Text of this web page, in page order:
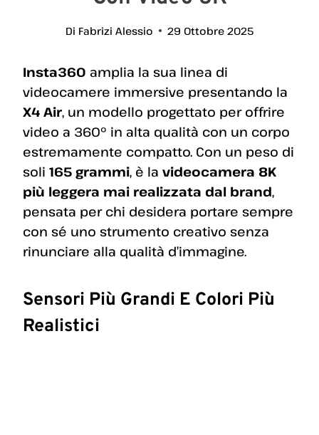
Di Fabrizi Alessio 29 Ottobre 2025
Insta360 amplia la sua linea di
videocamere immersive presentando la
X4 Air, un modello progettato per offrire
video a 360° in alta qualità con un corpo
estremamente compatto. Con un peso di
soli 165 grammi, è la videocamera 8K
più leggera mai realizzata dal brand,
pensata per chi desidera portare sempre
con sé uno strumento creativo senza
rinunciare alla qualità d’immagine.
Sensori Più Grandi E Colori Più
Realistici